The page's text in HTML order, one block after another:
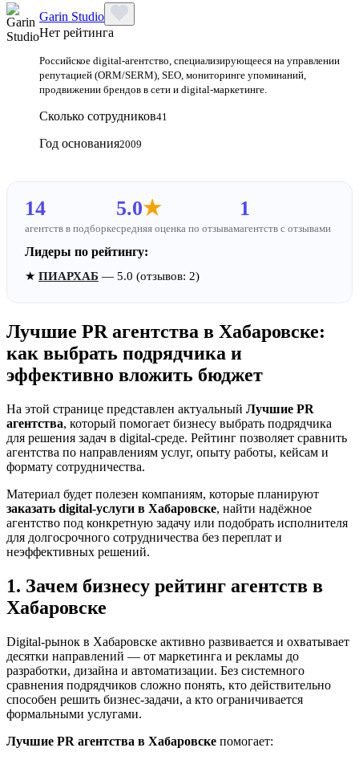
Garin Studio
Нет рейтинга
Российское digital-агентство, специализирующееся на управлении
репутацией (ORM/SERM), SEO, мониторинге упоминаний,
продвижении брендов в сети и digital-маркетинге.
Сколько сотрудников41
Год основания2009
14
агентств в подборке
5.0★
средняя оценка по отзывам
1
агентств с отзывами
Лидеры по рейтингу:
★ ПИАРХАБ — 5.0 (отзывов: 2)
Лучшие PR агентства в Хабаровске:
как выбрать подрядчика и
эффективно вложить бюджет
На этой странице представлен актуальный Лучшие PR
агентства, который помогает бизнесу выбрать подрядчика
для решения задач в digital-среде. Рейтинг позволяет сравнить
агентства по направлениям услуг, опыту работы, кейсам и
формату сотрудничества.
Материал будет полезен компаниям, которые планируют
заказать digital-услуги в Хабаровске, найти надёжное
агентство под конкретную задачу или подобрать исполнителя
для долгосрочного сотрудничества без переплат и
неэффективных решений.
1. Зачем бизнесу рейтинг агентств в
Хабаровске
Digital-рынок в Хабаровске активно развивается и охватывает
десятки направлений — от маркетинга и рекламы до
разработки, дизайна и автоматизации. Без системного
сравнения подрядчиков сложно понять, кто действительно
способен решить бизнес-задачи, а кто ограничивается
формальными услугами.
Лучшие PR агентства в Хабаровске помогает: